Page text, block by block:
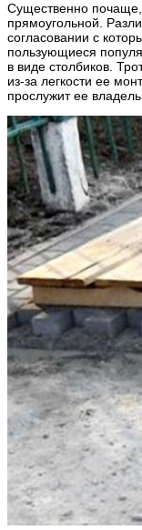
Существенно
прямоугольной.
согласовании с
пользующиеся
в виде столбиков.
из-за легкости ее
прослужит ее